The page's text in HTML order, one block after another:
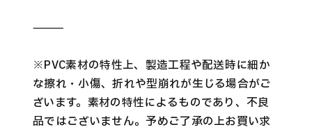
⸻
※PVC素材の特性上、製造工程や配送時に細か
な擦れ・小傷、折れや型崩れが生じる場合がご
ざいます。素材の特性によるものであり、不良
品ではございません。予めご了承の上お買い求